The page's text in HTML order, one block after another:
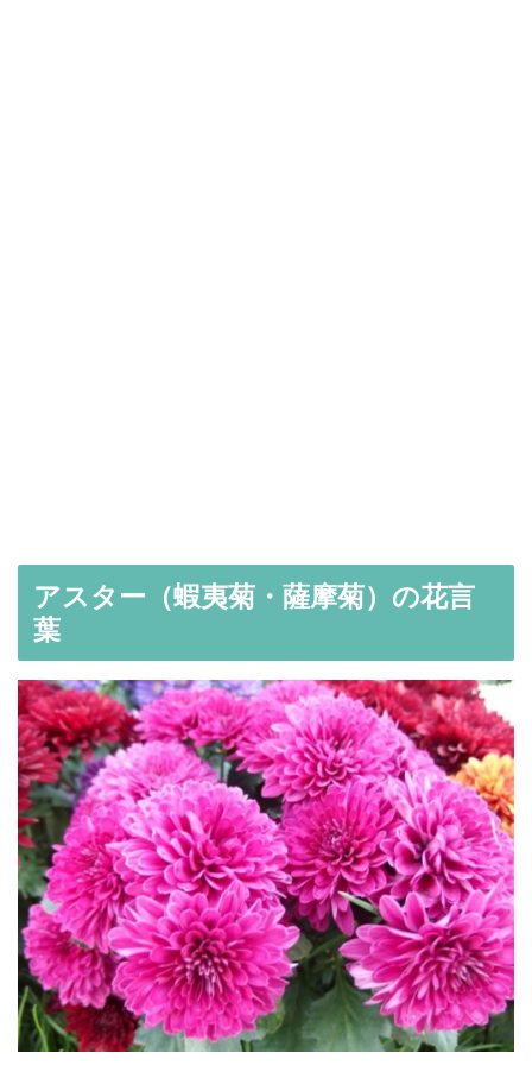
アスター（蝦夷菊・薩摩菊）の花言
葉